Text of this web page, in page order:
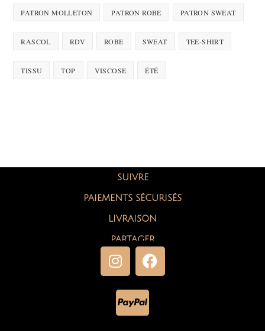
PATRON MOLLETON PATRON ROBE PATRON SWEAT
RASCOL RDV ROBE SWEAT TEE-SHIRT
TISSU TOP VISCOSE ÉTÉ
SUIVRE
PAIEMENTS SÉCURISÉS
LIVRAISON
PARTAGER